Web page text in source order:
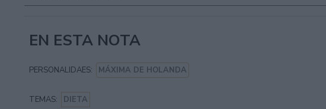
EN ESTA NOTA
PERSONALIDAES: MÁXIMA DE HOLANDA
TEMAS: DIETA